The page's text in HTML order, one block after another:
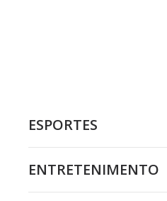
ESPORTES
ENTRETENIMENTO